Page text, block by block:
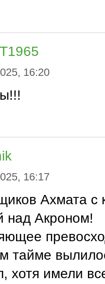
16:20
16:17
Ахмата с
над Акроном!
тайме
хотя имели